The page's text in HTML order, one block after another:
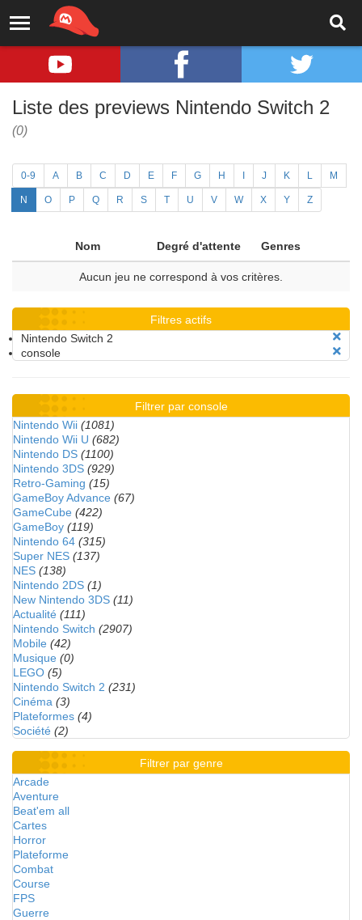
Liste des previews Nintendo Switch 2
(0)
0-9 A B C D E F G H J K L M
N O P Q R S T U V W X Y Z
Nom Degré d'attente Genres
Aucun jeu ne correspond à vos critères.
Filtres actifs
Nintendo Switch 2
console
Filtrer par console
Nintendo Wii (1081)
Nintendo Wii U (682)
Nintendo DS (1100)
Nintendo 3DS (929)
Retro-Gaming (15)
GameBoy Advance (67)
GameCube (422)
GameBoy (119)
Nintendo 64 (315)
Super NES (137)
NES (138)
Nintendo 2DS (1)
New Nintendo 3DS (11)
Actualité (111)
Nintendo Switch (2907)
Mobile (42)
Musique (0)
LEGO (5)
Nintendo Switch 2 (231)
Cinéma (3)
Plateformes (4)
Société (2)
Filtrer par genre
Arcade
Aventure
Beat'em all
Cartes
Horror
Plateforme
Combat
Course
FPS
Guerre